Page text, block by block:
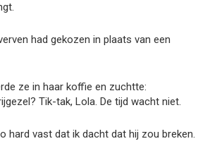
had gekozen in plaats van een
ze in haar koffie en zuchtte:
Tik-tak, Lola. De tijd wacht niet.
hard vast dat ik dacht dat hij zou breken.